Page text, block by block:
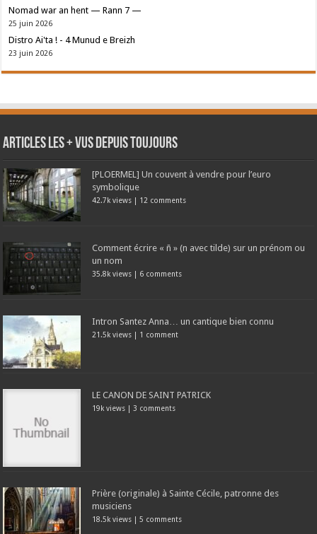
Nomad war an hent — Rann 7 —
25 juin 2026
Distro Ai'ta ! - 4 Munud e Breizh
23 juin 2026
Articles les + vus depuis toujours
[PLOERMEL] Un couvent à vendre pour l’euro
symbolique
42.7k views | 12 comments
Comment écrire « ñ » (n avec tilde) sur un prénom ou
un nom
35.8k views | 6 comments
Intron Santez Anna… un cantique bien connu
21.5k views | 1 comment
LE CANON DE SAINT PATRICK
19k views | 3 comments
Prière (originale) à Sainte Cécile, patronne des
musiciens
18.5k views |5 comments